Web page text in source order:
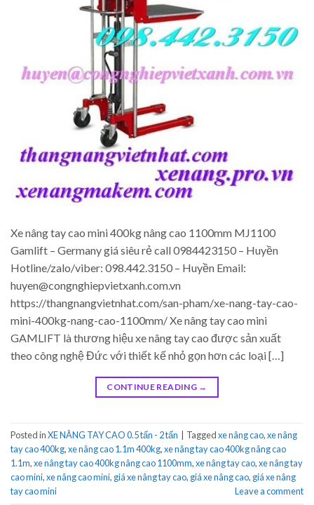
Xe nâng tay cao mini 400kg nâng cao 1100mm MJ1100
Gamlift – Germany giá siêu rẻ call 0984423150 – Huyền
Hotline/zalo/viber: 098.442.3150 – Huyền Email:
huyen@congnghiepvietxanh.com.vn
https://thangnangvietnhat.com/san-pham/xe-nang-tay-cao-
mini-400kg-nang-cao-1100mm/ Xe nâng tay cao mini
GAMLIFT là thương hiệu xe nâng tay cao được sản xuất
theo công nghệ Đức với thiết kế nhỏ gọn hơn các loại […]
CONTINUE READING →
Posted inXE NÂNG TAY CAO 0.5 tấn - 2 tấn Taggedxe nâng cao,xe nâng
tay cao 400kg,xe nâng cao 1.1m 400kg,xe nâng tay cao 400kg nâng cao
1.1m,xe nâng tay cao 400kg nâng cao 1100mm,xe nâng tay cao,xe nâng tay
cao mini,xe nâng cao mini, giá xe nâng tay cao, giá xe nâng cao, giá xe nâng
tay cao mini
Leave a comment